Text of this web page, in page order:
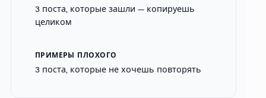
3 поста, которые зашли — копируешь
целиком
ПРИМЕРЫ ПЛОХОГО
3 поста, которые не хочешь повторять